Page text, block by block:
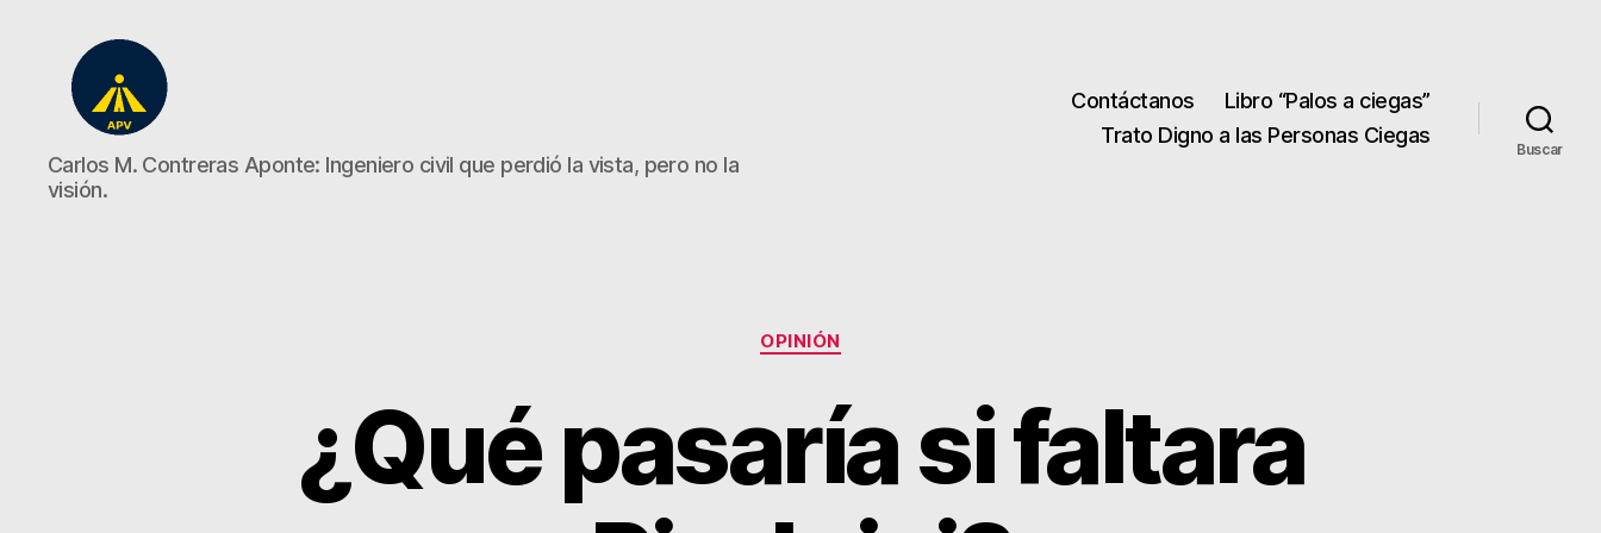
A
Plena
Vista
Carlos M. Contreras Aponte: Ingeniero civil que perdió la vista, pero no la
visión.
Contáctanos
Libro “Palos a ciegas”
Trato Digno a las Personas Ciegas
Buscar
Categorías
OPINIÓN
¿Qué pasaría si faltara